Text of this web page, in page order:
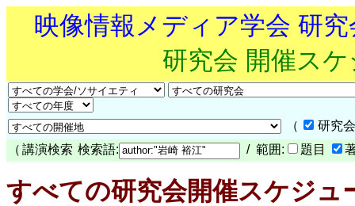
映像情報メディア学会 研
研究会 開催ス
（
研究
（ 講演検索 検索語: / 範囲: 題目
すべての研究会開催スケジュ